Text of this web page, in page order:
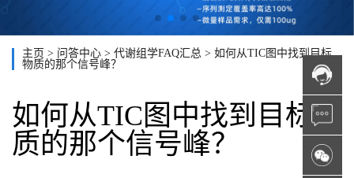
主页 > 问答中心 > 代谢组学FAQ汇总 > 如何从TIC图中找到目标
物质的那个信号峰？
如何从TIC图中找到目标物
质的那个信号峰？